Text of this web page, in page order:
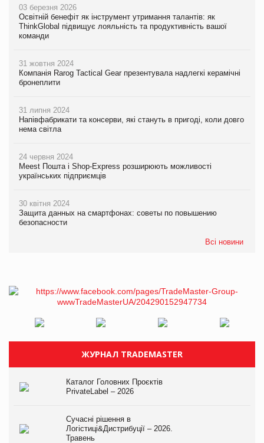
03 березня 2026
Освітній бенефіт як інструмент утримання талантів: як
ThinkGlobal підвищує лояльність та продуктивність вашої
команди
31 жовтня 2024
Компанія Rarog Tactical Gear презентувала надлегкі керамічні
бронеплити
31 липня 2024
Напівфабрикати та консерви, які стануть в пригоді, коли довго
нема світла
24 червня 2024
Meest Пошта і Shop-Express розширюють можливості
українських підприємців
30 квітня 2024
Защита данных на смартфонах: советы по повышению
безопасности
Всі новини
ЖУРНАЛ TRADEMASTER
Каталог Головних Проєктів
PrivateLabel – 2026
Сучасні рішення в
Логістиці&Дистрибуції – 2026.
Травень